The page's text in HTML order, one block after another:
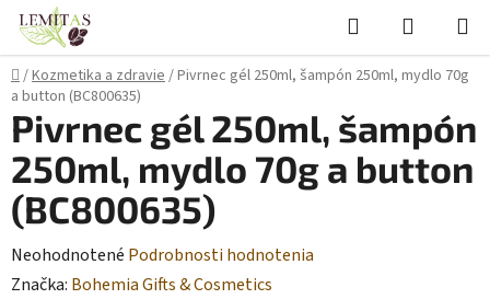
Prejsť
obsah
Hľadať
KOŠÍK
Domov
/Kozmetika a zdravie/Pivrnec gél 250ml, šampón 250ml, mydlo 70g
a button (BC800635)
Pivrnec gél 250ml, šampón
250ml, mydlo 70g a button
(BC800635)
Priemerné
hodnotenie
Neohodnotené Podrobnosti hodnotenia
Značka: Bohemia Gifts & Cosmetics